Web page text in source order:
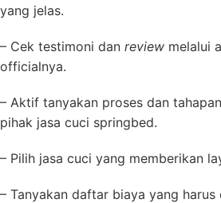
yang jelas.
– Cek testimoni dan review melalui
officialnya.
– Aktif tanyakan proses dan
pihak jasa cuci springbed.
– Pilih jasa cuci yang memberikan
– Tanyakan daftar biaya yang harus